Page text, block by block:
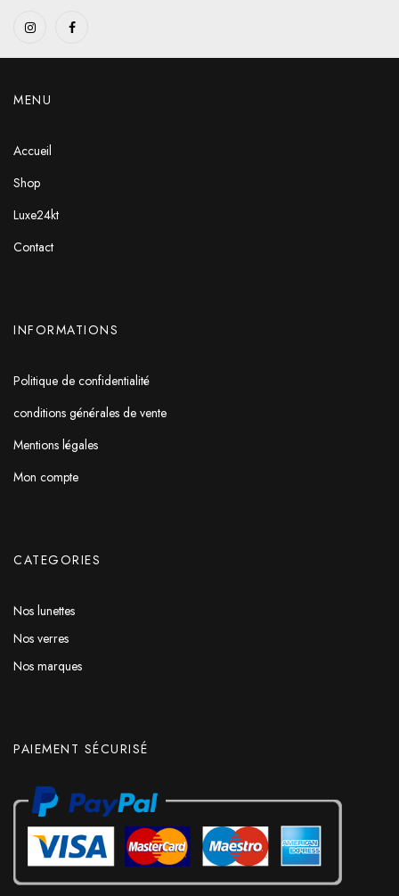
MENU
Accueil
Shop
Luxe24kt
Contact
INFORMATIONS
Politique de confidentialité
conditions générales de vente
Mentions légales
Mon compte
CATEGORIES
Nos lunettes
Nos verres
Nos marques
PAIEMENT SÉCURISÉ